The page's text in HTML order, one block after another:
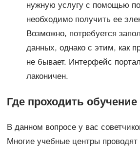
нужную услугу с помощью
необходимо получить ее
Возможно, потребуется
данных, однако с этим, как
не бывает. Интерфейс
лаконичен.
Где проходить обучение
В данном вопросе у вас
Многие учебные центры проводят